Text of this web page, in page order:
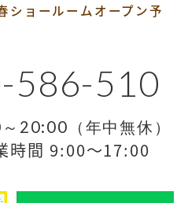
ショールームオープン予
586-510
20:00（年中無休）
時間 9:00～17:00